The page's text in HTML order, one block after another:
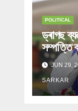
POLITICAL
ড্ৰাগছ
সম্পত্তি
JUN 29,
SARKAR